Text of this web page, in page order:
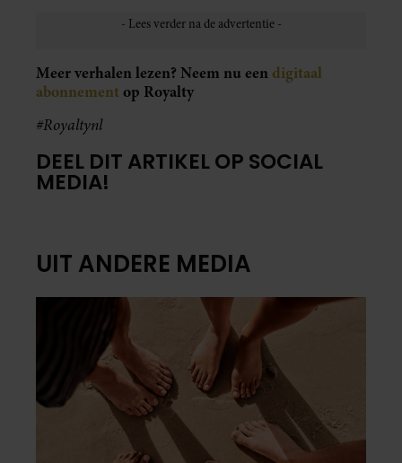
Meer verhalen lezen? Neem nu een digitaal
abonnement op Royalty
#Royaltynl
DEEL DIT ARTIKEL OP SOCIAL
MEDIA!
UIT ANDERE MEDIA